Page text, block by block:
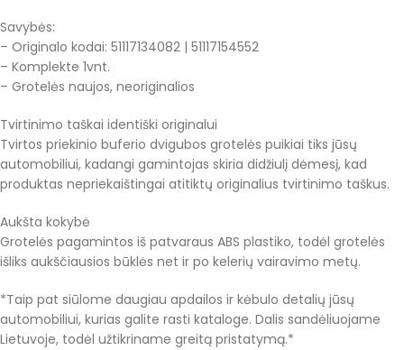
Savybės:
– Originalo kodai: 51117134082 | 51117154552
– Komplekte 1vnt.
– Grotelės naujos, neoriginalios
Tvirtinimo taškai identiški originalui
Tvirtos priekinio buferio dvigubos grotelės puikiai tiks jūsų
automobiliui, kadangi gamintojas skiria didžiulį dėmesį, kad
produktas nepriekaištingai atitiktų originalius tvirtinimo taškus.
Aukšta kokybė
Grotelės pagamintos iš patvaraus ABS plastiko, todėl grotelės
išliks aukščiausios būklės net ir po kelerių vairavimo metų.
*Taip pat siūlome daugiau apdailos ir kėbulo detalių jūsų
automobiliui, kurias galite rasti kataloge. Dalis sandėliuojame
Lietuvoje, todėl užtikriname greitą pristatymą.*